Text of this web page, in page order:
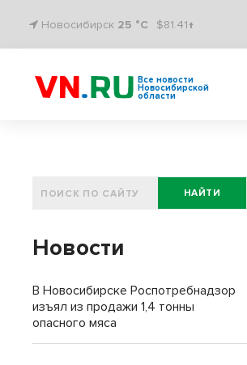
Новосибирск 25 °C $81.41↑
Все новости
Новосибирской
области
НАЙТИ
Новости
В Новосибирске Роспотребнадзор
изъял из продажи 1,4 тонны
опасного мяса